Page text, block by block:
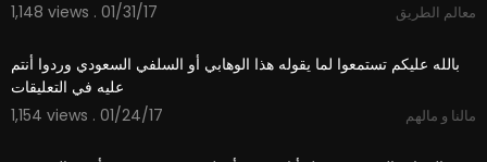
1,148 views . 01/31/17
معالم الطريق
‫بالله عليكم تستمعوا لما يقوله هذا الوهابي أو السلفي السعودي وردوا أنتم
1,154 views . 01/24/17
مالنا و مالهم